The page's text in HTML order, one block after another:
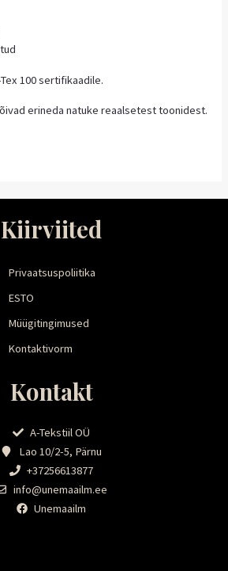
100 sertifikaadile.
erineda natuke reaalsetest toonidest.
Kiirviited
Privaatsuspoliitika
ESTO
Müügitingimused
Kontaktivorm
Kontakt
A-Tekstiil OÜ
Lao 10/2-5, Pärnu
+37256613877
info@unemaailm.ee
Unemaailm